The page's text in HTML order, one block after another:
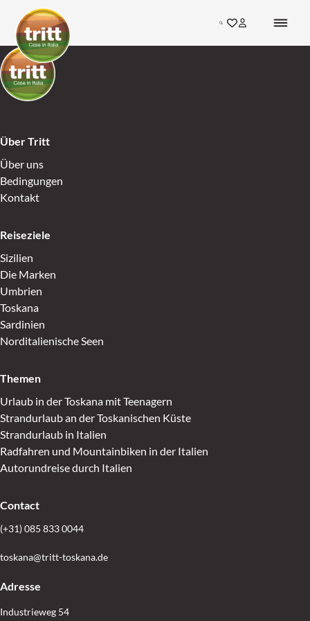
Skip to content
Go to Home
Search
Gehen Sie zu den
Inloggen bij
Go to Home
Über Tritt
Über uns
Bedingungen
Kontakt
Reiseziele
Sizilien
Die Marken
Umbrien
Toskana
Sardinien
Norditalienische Seen
Themen
Urlaub in der Toskana mit Teenagern
Strandurlaub an der Toskanischen Küste
Strandurlaub in Italien
Radfahren und Mountainbiken in der Italien
Autorundreise durch Italien
Contact
(+31) 085 833 0044
toskana@tritt-toskana.de
Adresse
Industrieweg 54